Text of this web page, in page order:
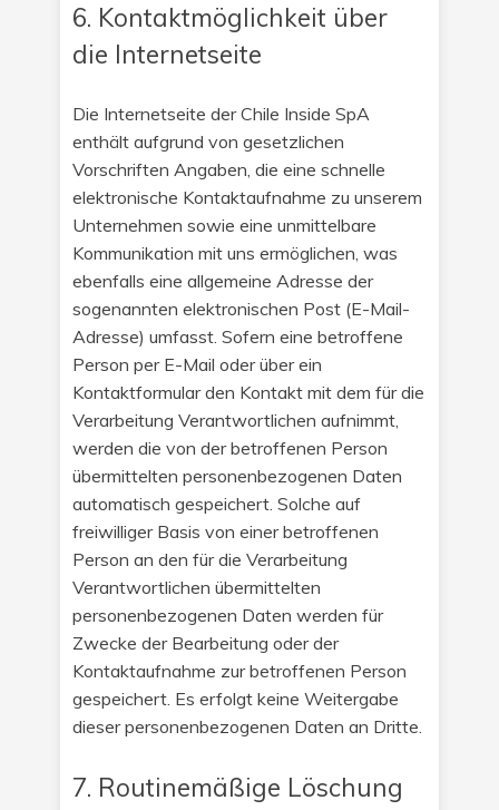
6. Kontaktmöglichkeit über
die Internetseite
Die Internetseite der Chile Inside SpA
enthält aufgrund von gesetzlichen
Vorschriften Angaben, die eine schnelle
elektronische Kontaktaufnahme zu unserem
Unternehmen sowie eine unmittelbare
Kommunikation mit uns ermöglichen, was
ebenfalls eine allgemeine Adresse der
sogenannten elektronischen Post (E-Mail-
Adresse) umfasst. Sofern eine betroffene
Person per E-Mail oder über ein
Kontaktformular den Kontakt mit dem für die
Verarbeitung Verantwortlichen aufnimmt,
werden die von der betroffenen Person
übermittelten personenbezogenen Daten
automatisch gespeichert. Solche auf
freiwilliger Basis von einer betroffenen
Person an den für die Verarbeitung
Verantwortlichen übermittelten
personenbezogenen Daten werden für
Zwecke der Bearbeitung oder der
Kontaktaufnahme zur betroffenen Person
gespeichert. Es erfolgt keine Weitergabe
dieser personenbezogenen Daten an Dritte.
7. Routinemäßige Löschung